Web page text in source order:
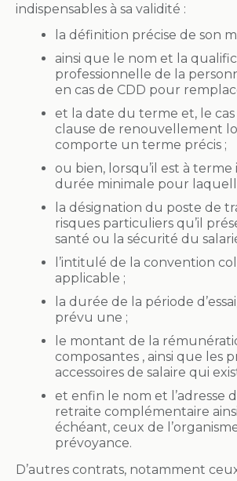
indispensables à sa validité :
la définition précise de son
ainsi que le nom et la
professionnelle de la
en cas de CDD pour
et la date du terme et, le
clause de renouvellement
comporte un terme précis ;
ou bien, lorsqu’il est à terme
durée minimale pour
la désignation du poste de
risques particuliers qu’il
santé ou la sécurité du
l’intitulé de la convention
applicable ;
la durée de la période
prévu une ;
le montant de la
composantes , ainsi que les
accessoires de salaire qui
et enfin le nom et l’adresse
retraite complémentaire
échéant, ceux de
prévoyance.
D’autres contrats, notamment